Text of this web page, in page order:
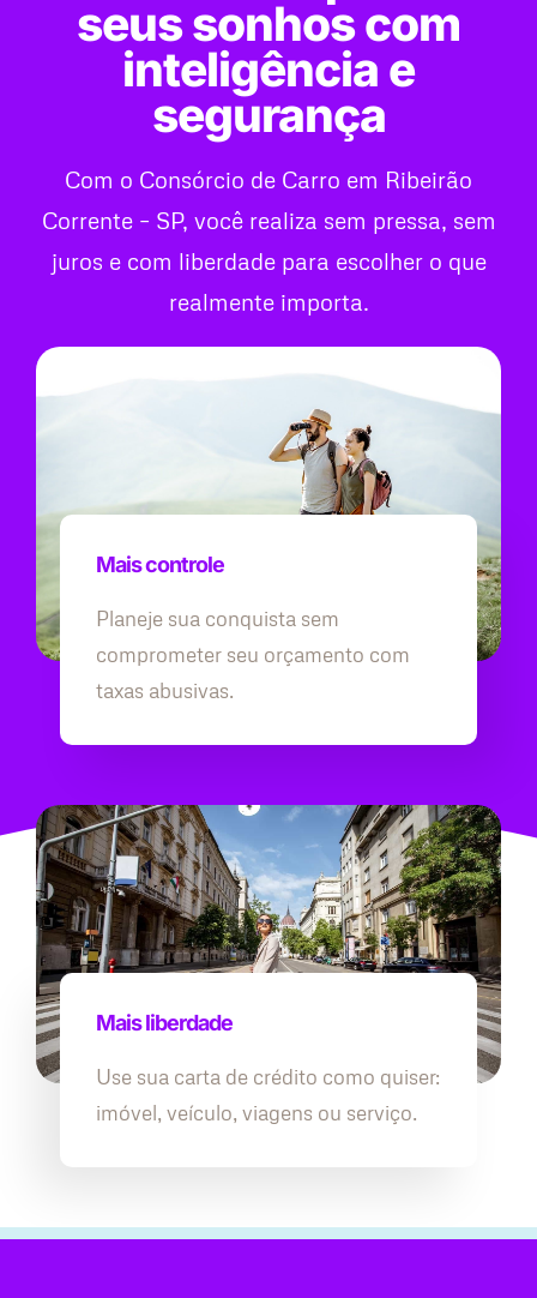
seus sonhos com
inteligência e
segurança
Com o Consórcio de Carro em Ribeirão
Corrente – SP, você realiza sem pressa, sem
juros e com liberdade para escolher o que
realmente importa.
Mais controle
Planeje sua conquista sem
comprometer seu orçamento com
taxas abusivas.
Mais liberdade
Use sua carta de crédito como quiser:
imóvel, veículo, viagens ou serviço.